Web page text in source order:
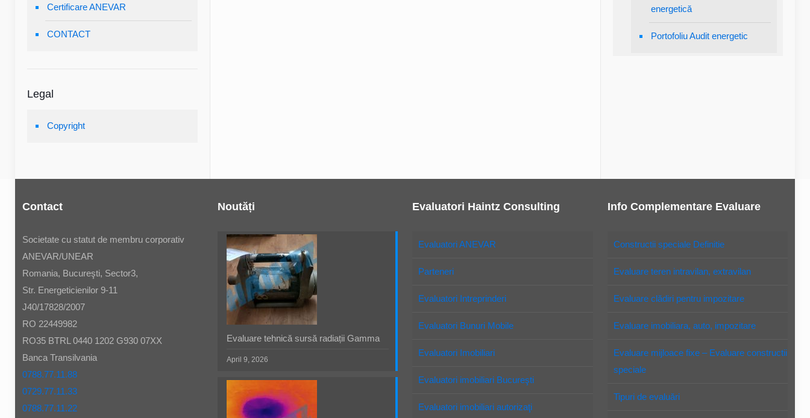
Certificare ANEVAR
CONTACT
Legal
Copyright
energetică
Portofoliu Audit energetic
Contact
Societate cu statut de membru corporativ
ANEVAR/UNEAR
Romania, Bucureşti, Sector3,
Str. Energeticienilor 9-11
J40/17828/2007
RO 22449982
RO35 BTRL 0440 1202 G930 07XX
Banca Transilvania
0788.77.11.88
0729.77.11.33
0788.77.11.22
Noutăți
Evaluare tehnică sursă radiații Gamma
April 9, 2026
Evaluatori Haintz Consulting
Evaluatori ANEVAR
Parteneri
Evaluatori Intreprinderi
Evaluatori Bunuri Mobile
Evaluatori Imobiliari
Evaluatori imobiliari Bucureşti
Evaluatori imobiliari autorizaţi
Info Complementare Evaluare
Constructii speciale Definitie
Evaluare teren intravilan, extravilan
Evaluare clădiri pentru impozitare
Evaluare imobiliara, auto, impozitare
Evaluare mijloace fixe – Evaluare constructii
speciale
Tipuri de evaluări